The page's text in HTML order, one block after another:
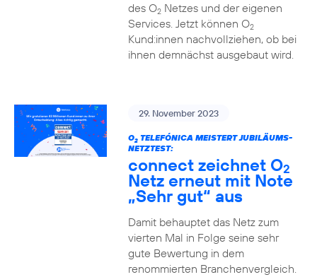
des O2Netzes und der eigenen
Services. Jetzt können O2
Kund:innen nachvollziehen, ob bei
ihnen demnächst ausgebaut wird.
29. November 2023
O2TELEFÓNICA MEISTERT JUBILÄUMS-
NETZTEST:
connect zeichnet O2
Netz erneut mit Note
„Sehr gut“ aus
Damit behauptet das Netz zum
vierten Mal in Folge seine sehr
gute Bewertung in dem
renommierten Branchenvergleich.